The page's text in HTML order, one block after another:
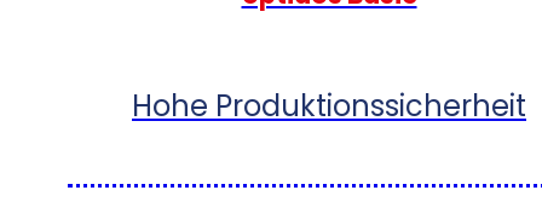
Hohe Produktionssicherheit